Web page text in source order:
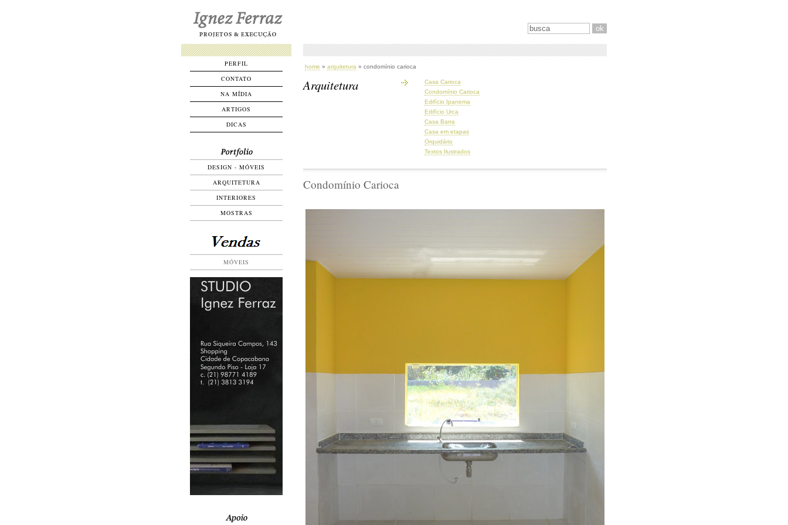
PERFIL
CONTATO
NA MÍDIA
ARTIGOS
DICAS
DESIGN - MÓVEIS
ARQUITETURA
INTERIORES
MOSTRAS
MÓVEIS
home » arquitetura » condomínio carioca
Arquitetura
Casa Carioca
Condomínio Carioca
Edifício Ipanema
Edifício Urca
Casa Barra
Casa em etapas
Orquidário
Textos Ilustrados
Condomínio Carioca